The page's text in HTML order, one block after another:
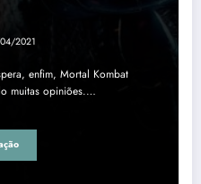
2021
enfim, Mortal Kombat
muitas opiniões.…